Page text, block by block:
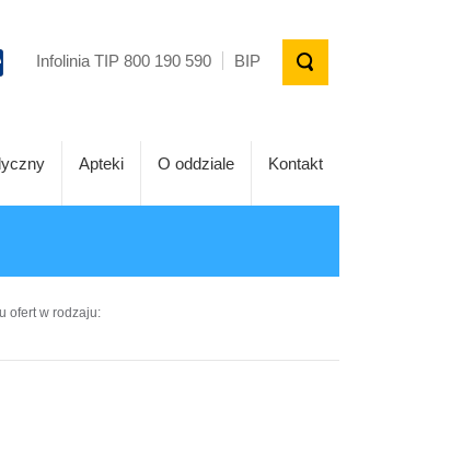
Infolinia TIP 800 190 590 BIP
Apteki O oddziale Kontakt
ofert w rodzaju: